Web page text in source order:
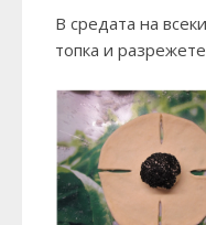
В средата на
топка и